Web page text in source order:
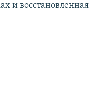
и восстановленная